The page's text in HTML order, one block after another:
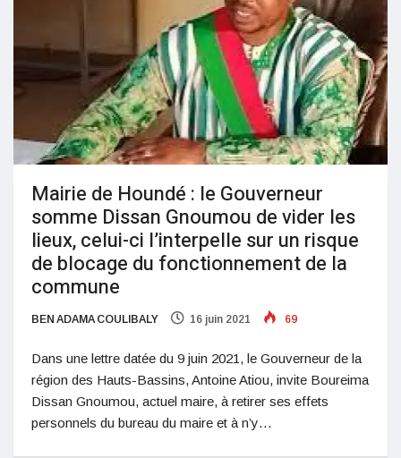
Mairie de Houndé : le Gouverneur
somme Dissan Gnoumou de vider les
lieux, celui-ci l’interpelle sur un risque
de blocage du fonctionnement de la
commune
BEN ADAMA COULIBALY 16 juin 2021 69
Dans une lettre datée du 9 juin 2021, le Gouverneur de la
région des Hauts-Bassins, Antoine Atiou, invite Boureima
Dissan Gnoumou, actuel maire, à retirer ses effets
personnels du bureau du maire et à n’y…